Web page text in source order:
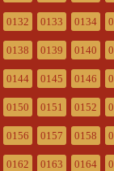
0132 0133 0134
0138 0139 0140
0144 0145 0146
0150 0151 0152
0156 0157 0158
0162 0163 0164